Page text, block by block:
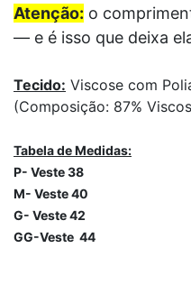
Atenção: o
— e é isso que deixa
Tecido: Viscose com
(Composição: 87%
Tabela de Medidas:
P- Veste38
M- Veste40
G- Veste42
GG-Veste 44